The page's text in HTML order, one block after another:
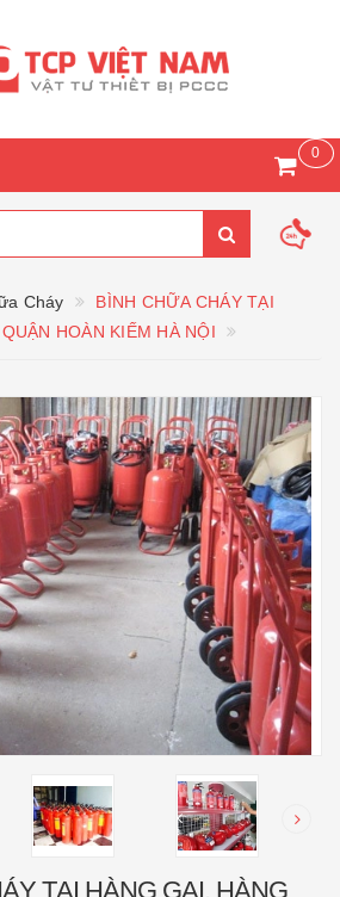
0
Cháy
BÌNH CHỮA CHÁY TẠI
HOÀN KIẾM HÀ NỘI
TẠI HÀNG GAI, HÀNG